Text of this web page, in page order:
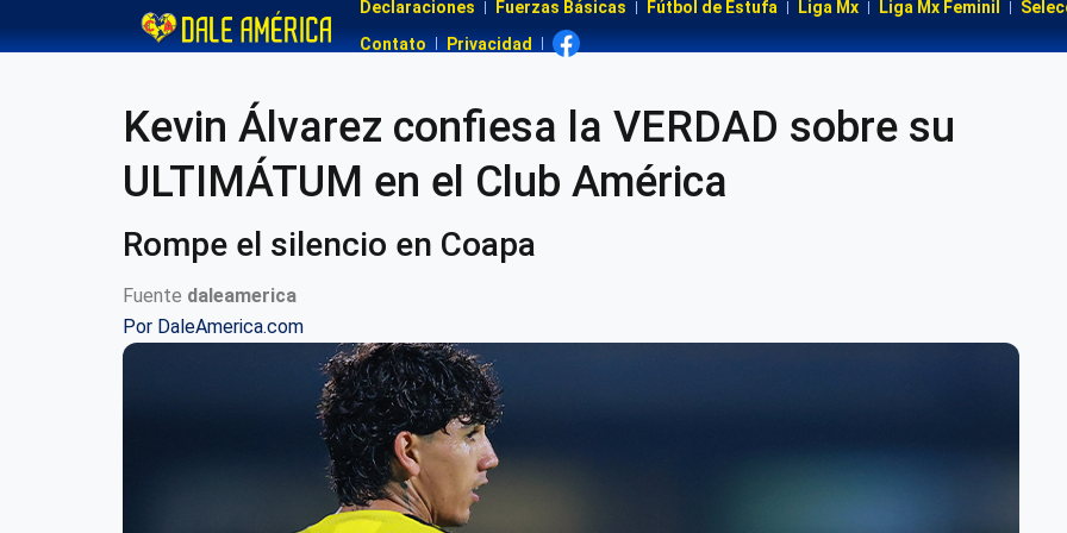
Declaraciones Fuerzas Básicas Fútbol de Estufa Liga Mx Liga Mx Feminil
Contato
Privacidad
Kevin Álvarez confiesa la VERDAD sobre su
ULTIMÁTUM en el Club América
Rompe el silencio en Coapa
Fuente daleamerica
Por DaleAmerica.com